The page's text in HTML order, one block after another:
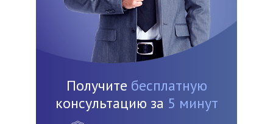
Получите бесплатную
консультацию за 5 минут